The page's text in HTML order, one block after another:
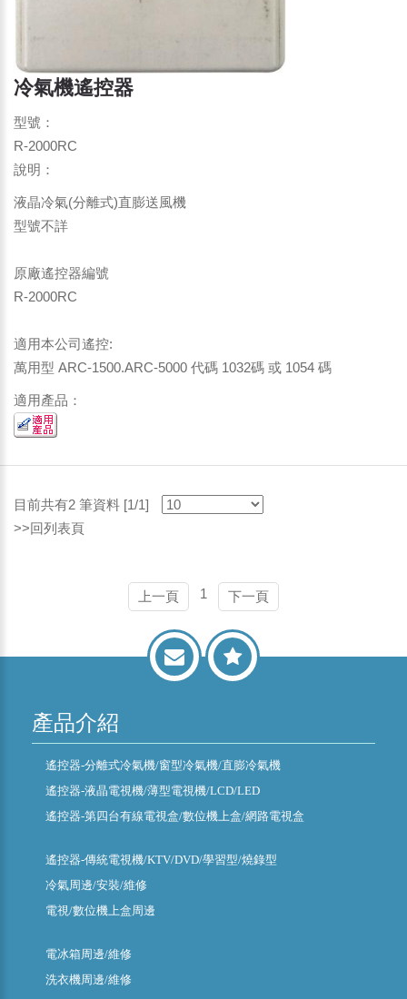
冷氣機遙控器
型號：
R-2000RC
說明：
液晶冷氣(分離式)直膨送風機
型號不詳
原廠遙控器編號
R-2000RC
適用本公司遙控:
萬用型 ARC-1500.ARC-5000 代碼 1032碼 或 1054 碼
適用產品：
目前共有2 筆資料 [1/1]
>>回列表頁
上一頁 1 下一頁
產品介紹
遙控器-分離式冷氣機/窗型冷氣機/直膨冷氣機
遙控器-液晶電視機/薄型電視機/LCD/LED
遙控器-第四台有線電視盒/數位機上盒/網路電視盒
遙控器-傳統電視機/KTV/DVD/學習型/燒錄型
冷氣周邊/安裝/維修
電視/數位機上盒周邊
電冰箱周邊/維修
洗衣機周邊/維修